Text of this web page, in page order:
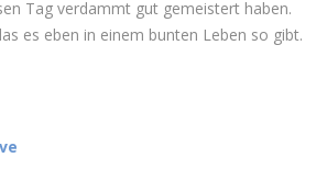
Tag verdammt gut gemeistert haben.
es eben in einem bunten Leben so gibt.